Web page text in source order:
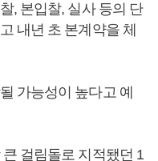
, 본입찰, 실사 등의 단
내년 초 본계약을 체
가능성이 높다고 예
걸림돌로 지적됐던 1